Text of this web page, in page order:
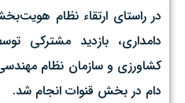
در راستای ارتقاء نظام
دامداری، بازدید مشترکی
کشاورزی و سازمان نظام
دام در بخش قنوات انجام شد.